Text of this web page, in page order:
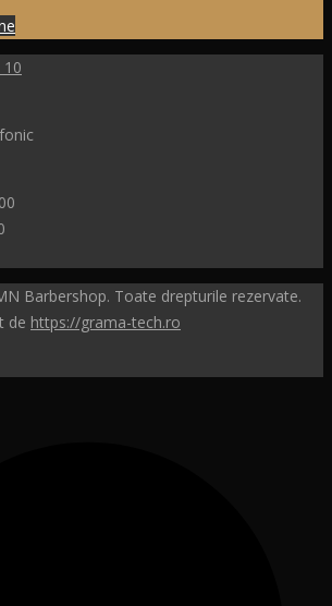
10
Barbershop. Toate drepturile rezervate.
de https://grama-tech.ro